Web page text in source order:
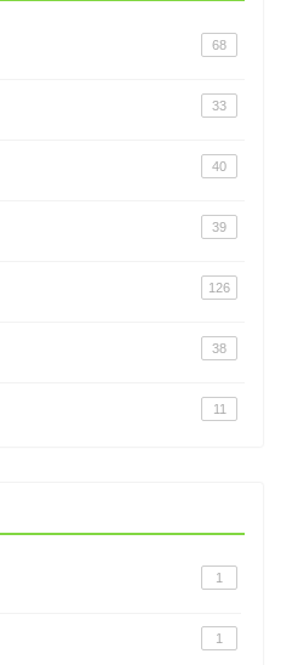
68
33
40
39
126
38
11
1
1